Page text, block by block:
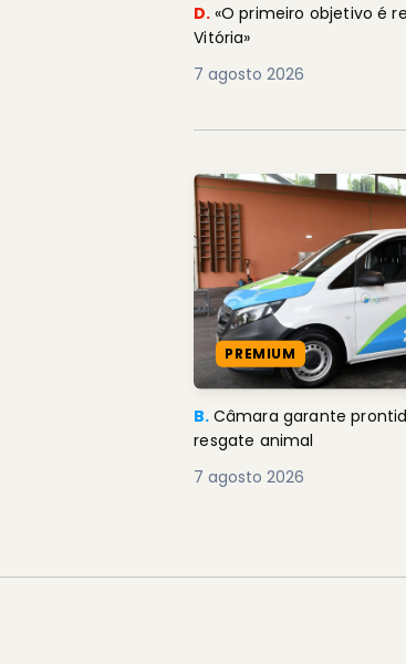
D. «O primeiro objetivo é
Vitória»
7 agosto 2026
PREMIUM
B. Câmara garante
resgate animal
7 agosto 2026